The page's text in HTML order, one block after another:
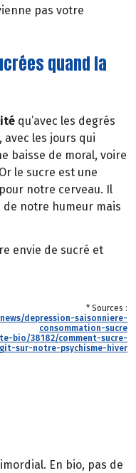
pas votre
quand la
qu’avec les degrés
les jours qui
baisse de moral, voire
le sucre est une
notre cerveau. Il
notre humeur mais
envie de sucré et
* Sources :
depression-saisonniere-
consommation-sucre
bio/38182/comment-sucre-
sur-notre-psychisme-hiver
En bio, pas de